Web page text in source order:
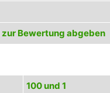
zur Bewertung abgeben
100 und 1